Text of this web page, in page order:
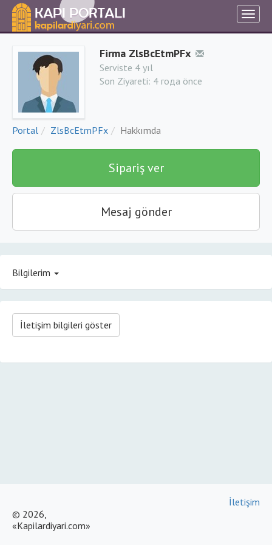
Firma ZlsBcEtmPFx
Serviste 4 yıl
Son Ziyareti: 4 года önce
Portal ZlsBcEtmPFx Hakkımda
Sipariş ver
Mesaj gönder
Bilgilerim
İletişim bilgileri göster
© 2026,
«Kapilardiyari.com»
İletişim